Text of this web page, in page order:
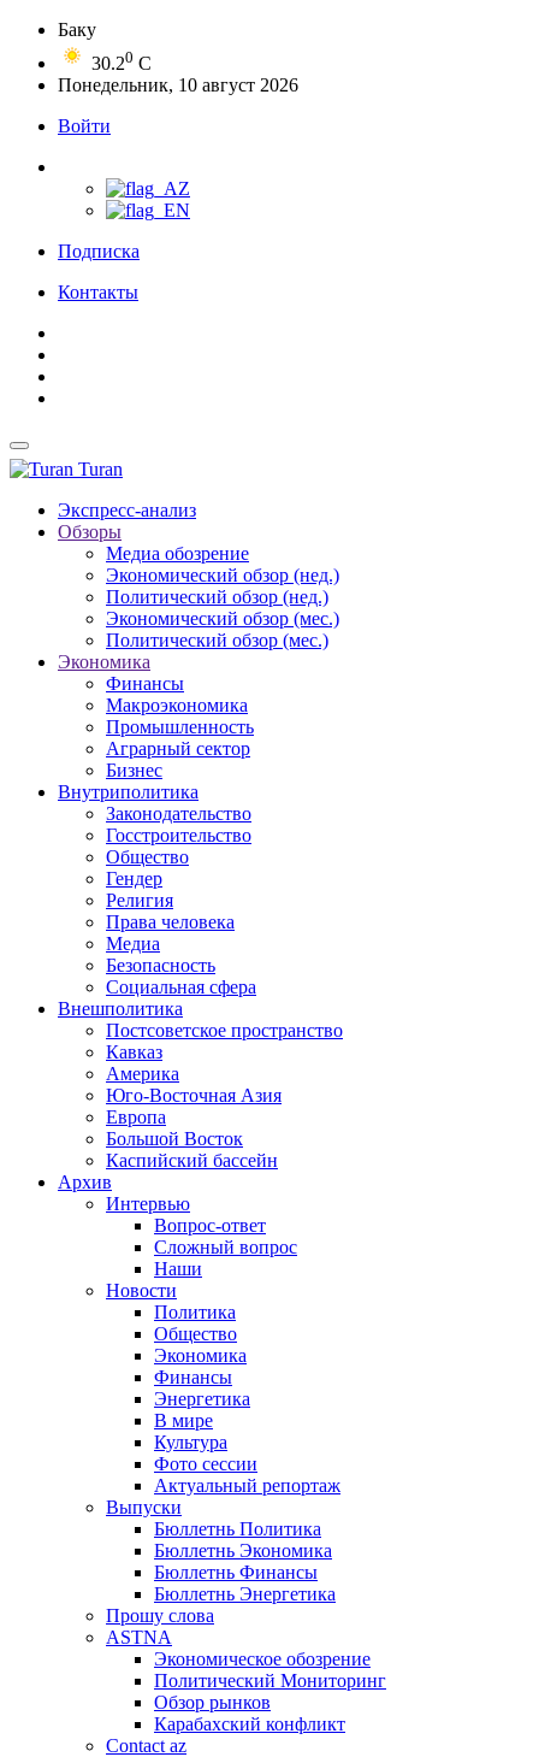
Баку
30.20 C
Понедельник, 10 август 2026
Войти
Подписка
Контакты
Turan
Экспресс-анализ
Обзоры
Медиа обозрение
Экономический обзор (нед.)
Политический обзор (нед.)
Экономический обзор (мес.)
Политический обзор (мес.)
Экономика
Финансы
Макроэкономика
Промышленность
Аграрный сектор
Бизнес
Внутриполитика
Законодательство
Госстроительство
Общество
Гендер
Религия
Права человека
Медиа
Безопасность
Социальная сфера
Внешполитика
Постсоветское пространство
Кавказ
Америка
Юго-Восточная Азия
Европа
Большой Восток
Каспийский бассейн
Архив
Интервью
Вопрос-ответ
Сложный вопрос
Наши
Новости
Политика
Общество
Экономика
Финансы
Энергетика
В мире
Культура
Фото сессии
Актуальный репортаж
Выпуски
Бюллетнь Политика
Бюллетнь Экономика
Бюллетнь Финансы
Бюллетнь Энергетика
Прошу слова
ASTNA
Экономическое обозрение
Политический Мониторинг
Обзор рынков
Карабахский конфликт
Contact az